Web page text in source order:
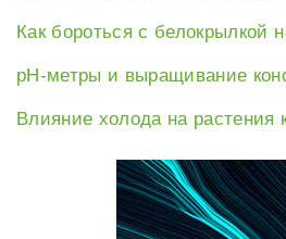
Как бороться с белокрылкой
рН-метры и выращивание
Влияние холода на растения